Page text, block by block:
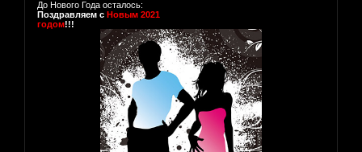
До Нового Года осталось:
Поздравляем с Новым 2021
годом!!!